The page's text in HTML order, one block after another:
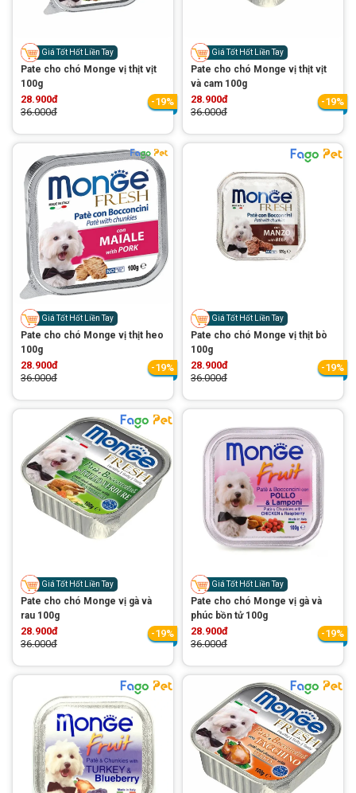
spa cho thú cưng
Thông tin về chó
Thông tin về mèo
CHÍNH SÁCH
Chính sách mua hàng Chính sách vận chuyển
Chính sách bảo hành Chính sách bảo mật
Chính sách đổi trả
LIÊN HỆ
0929894774
Giá Tốt Hốt Liền Tay
Pate cho chó Monge vị thịt vịt
100g
28.900đ
36.000đ
-19%
Giá Tốt Hốt Liền Tay
Pate cho chó Monge vị thịt vịt
và cam 100g
28.900đ
36.000đ
-19%
Giá Tốt Hốt Liền Tay
Pate cho chó Monge vị thịt heo
100g
28.900đ
36.000đ
-19%
Giá Tốt Hốt Liền Tay
Pate cho chó Monge vị thịt bò
100g
28.900đ
36.000đ
-19%
Giá Tốt Hốt Liền Tay
Pate cho chó Monge vị gà và
rau 100g
28.900đ
36.000đ
-19%
Giá Tốt Hốt Liền Tay
Pate cho chó Monge vị gà và
phúc bồn tử 100g
28.900đ
36.000đ
-19%